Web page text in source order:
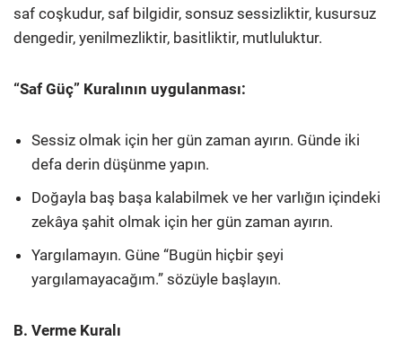
saf coşkudur, saf bilgidir, sonsuz sessizliktir, kusursuz
dengedir, yenilmezliktir, basitliktir, mutluluktur.
“Saf Güç” Kuralının uygulanması:
Sessiz olmak için her gün zaman ayırın. Günde iki
defa derin düşünme yapın.
Doğayla baş başa kalabilmek ve her varlığın içindeki
zekâya şahit olmak için her gün zaman ayırın.
Yargılamayın. Güne “Bugün hiçbir şeyi
yargılamayacağım.” sözüyle başlayın.
B. Verme Kuralı